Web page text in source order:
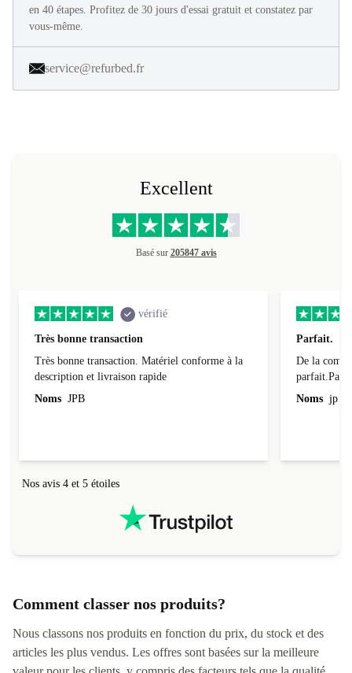
en 40 étapes. Profitez de 30 jours d'essai gratuit et constatez par
vous-même.
service@refurbed.fr
Excellent
Basé sur 205847 avis
vérifié
Très bonne transaction
Très bonne transaction. Matériel conforme à la
description et livraison rapide
Noms JPB
Parfait.
De la
Noms jp
Nos avis 4 et 5 étoiles
Comment classer nos produits?
Nous classons nos produits en fonction du prix, du stock et des
articles les plus vendus. Les offres sont basées sur la meilleure